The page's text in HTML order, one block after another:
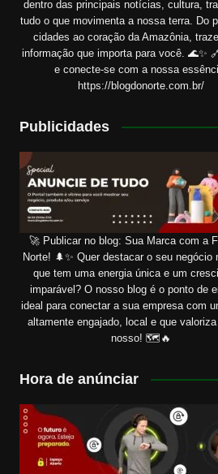
dentro das principais notícias, cultura,
tudo o que movimenta a nossa terra. Do
cidades ao coração da Amazônia,
informação que importa para você. 🌊✨
e conecte-se com a nossa
https://blogdonorte.com.br/
Publicidades
🚀 Publicar no blog: Sua Marca com a
Norte! 🌲✨ Quer destacar o seu negócio
que tem uma energia única e um
imparável? O nosso blog é o ponto de
ideal para conectar a sua empresa com
altamente engajado, local e que
nosso! 🗺️🔥
Hora de anúnciar